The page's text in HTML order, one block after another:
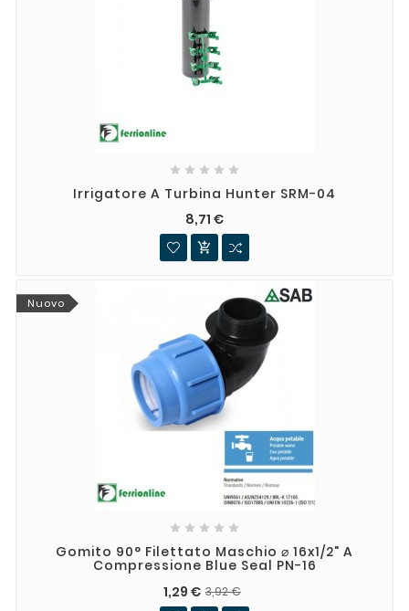
    
Irrigatore A Turbina Hunter SRM-04
8,71 €

Nuovo
    
Gomito 90° Filettato Maschio ⌀ 16x1/2" A
Compressione Blue Seal PN-16
1,29 € 3,92 €